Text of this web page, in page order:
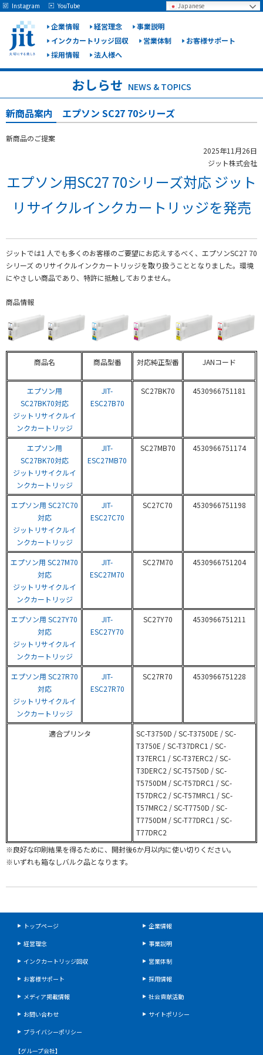
企業情報 経営理念
事業説明
インクカートリッジ回収
営業体制
お客様サポート
採用情報
法人様へ
Japanese
Instagram YouTube
おしらせ NEWS & TOPICS
新商品案内 エプソン SC27 70シリーズ
新商品のご提案
2025年11月26日
ジット株式会社
エプソン用SC27 70シリーズ対応 ジット
リサイクルインクカートリッジを発売
ジットでは1 人でも多くのお客様のご要望にお応えするべく、エプソンSC27 70
シリーズ のリサイクルインクカートリッジを取り扱うこととなりました。環境
にやさしい商品であり、特許に抵触しておりません。
商品情報
商品名 商品型番 対応純正型番 JANコード
エプソン用
SC27BK70対応
ジットリサイクルイ
ンクカートリッジ
JIT-
ESC27B70
SC27BK70 4530966751181
エプソン用
SC27BK70対応
ジットリサイクルイ
ンクカートリッジ
JIT-
ESC27MB70
SC27MB70 4530966751174
エプソン用 SC27C70
対応
ジットリサイクルイ
ンクカートリッジ
JIT-
ESC27C70
SC27C70 4530966751198
エプソン用 SC27M70
対応
ジットリサイクルイ
ンクカートリッジ
JIT-
ESC27M70
SC27M70 4530966751204
エプソン用 SC27Y70
対応
ジットリサイクルイ
ンクカートリッジ
JIT-
ESC27Y70
SC27Y70 4530966751211
エプソン用 SC27R70
対応
ジットリサイクルイ
ンクカートリッジ
JIT-
ESC27R70
SC27R70 4530966751228
適合プリンタ
SC-T3750D / SC-T3750DE / SC-
T3750E / SC-T37DRC1 / SC-
T37ERC1 / SC-T37ERC2 / SC-
T3DERC2 / SC-T5750D / SC-
T5750DM / SC-T57DRC1 / SC-
T57DRC2 / SC-T57MRC1 / SC-
T57MRC2 / SC-T7750D / SC-
T7750DM / SC-T77DRC1 / SC-
T77DRC2
※良好な印刷結果を得るために、開封後6か月以内に使い切りください。
※いずれも箱なしバルク品となります。
トップページ
企業情報
経営理念
事業説明
インクカートリッジ回収
営業体制
お客様サポート
採用情報
メディア掲載情報
社会貢献活動
お問い合わせ
サイトポリシー
プライバシーポリシー
【グループ会社】
May we use cookies to track your activities? We take your privacy very seriously.
Please see our privacy policy for details and any questions.YesNo